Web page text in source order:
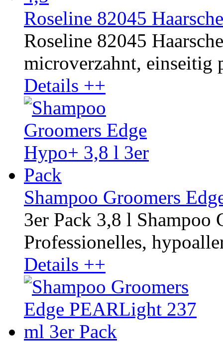
Roseline 82045
Roseline 82045
microverzahnt, einseitig
Details ++
Shampoo Groomers
3er Pack 3,8 l Shampoo
Professionelles,
Details ++